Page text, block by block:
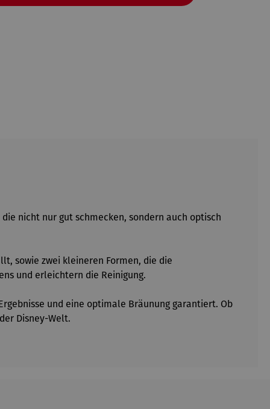
nicht nur gut schmecken, sondern auch optisch
sowie zwei kleineren Formen, die die
und erleichtern die Reinigung.
und eine optimale Bräunung garantiert. Ob
Disney-Welt.